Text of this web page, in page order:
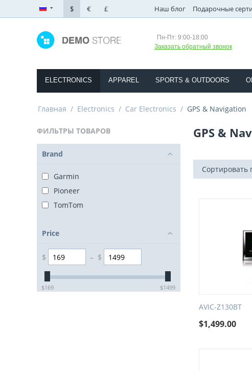
$ € £ Наш блог Подарочные
Пн-Пт: 9:00-18:00
Заказать обратный звонок
ELECTRONICS APPAREL SPORTS & OUTDOORS
Главная / Electronics / Car Electronics / GPS & Navigation
ФИЛЬТРЫ ТОВАРОВ
Brand
Garmin
Pioneer
TomTom
Price
$ – $
‎$169 ‎$1499
GPS &
Сортировать
AVIC-Z130BT
$1,499.00